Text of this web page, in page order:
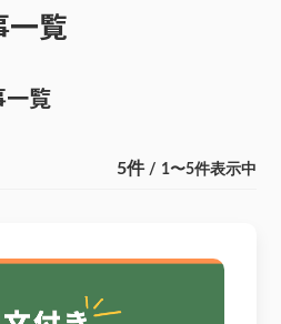
一覧
一覧
5件/ 1〜5件表示中